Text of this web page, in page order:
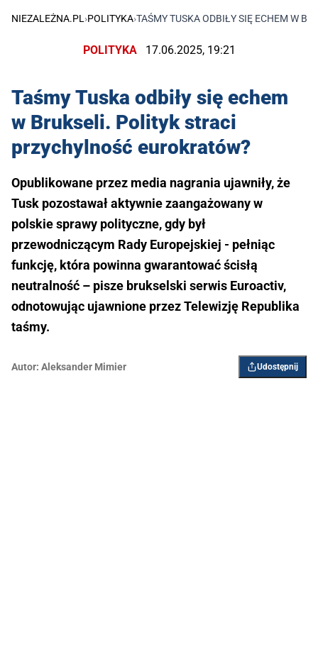
NIEZALEŻNA.PL ›POLITYKA›TAŚMY TUSKA ODBIŁY SIĘ ECHEM W
POLITYKA 17.06.2025, 19:21
Taśmy Tuska odbiły się echem
w Brukseli. Polityk straci
przychylność eurokratów?
Opublikowane przez media nagrania ujawniły, że
Tusk pozostawał aktywnie zaangażowany w
polskie sprawy polityczne, gdy był
przewodniczącym Rady Europejskiej - pełniąc
funkcję, która powinna gwarantować ścisłą
neutralność – pisze brukselski serwis Euroactiv,
odnotowując ujawnione przez Telewizję Republika
taśmy.
Autor: Aleksander Mimier Udostępnij